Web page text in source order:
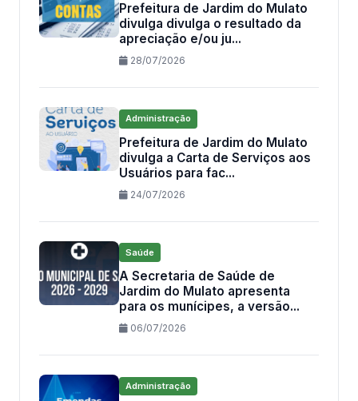
Prefeitura de Jardim do Mulato
divulga divulga o resultado da
apreciação e/ou ju...
28/07/2026
Administração
Prefeitura de Jardim do Mulato
divulga a Carta de Serviços aos
Usuários para fac...
24/07/2026
Saúde
A Secretaria de Saúde de
Jardim do Mulato apresenta
para os munícipes, a versão...
06/07/2026
Administração